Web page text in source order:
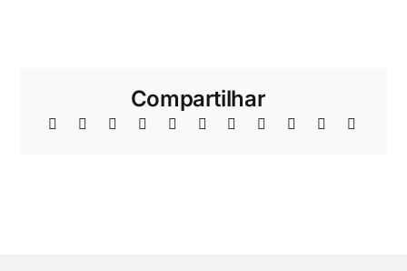
Compartilhar